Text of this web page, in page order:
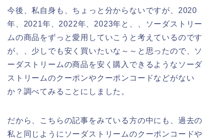
今後、私自身も、ちょっと分からないですが、2020
年、2021年、2022年、2023年と、、ソーダストリー
ムの商品をずっと愛用していこうと考えているのです
が、、少しでも安く買いたいな～～と思ったので、ソ
ーダストリームの商品を安く購入できるようなソーダ
ストリームのクーポンやクーポンコードなどがない
か？調べてみることにしました。
だから、こちらの記事をみている方の中にも、過去の
私と同じようにソーダストリームのクーポンコードや